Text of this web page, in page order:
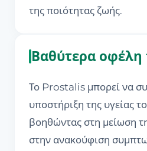
της ποιότητας ζωής.
Βαθύτερα
Το Prostalis μπορεί να
υποστήριξη της υγείας
βοηθώντας στη μείωση
στην ανακούφιση